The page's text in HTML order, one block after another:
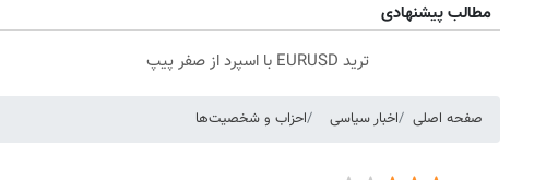
مطالب پیشنهادی
ترید EURUSD با اسپرد از صفر پیپ
صفحه اصلی اخبار سیاسی احزاب و شخصیت‌ها